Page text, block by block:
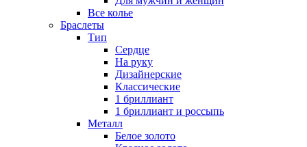
Все колье
Браслеты
Тип
Сердце
На руку
Дизайнерские
Классические
1 бриллиант
1 бриллиант и россыпь
Металл
Белое золото